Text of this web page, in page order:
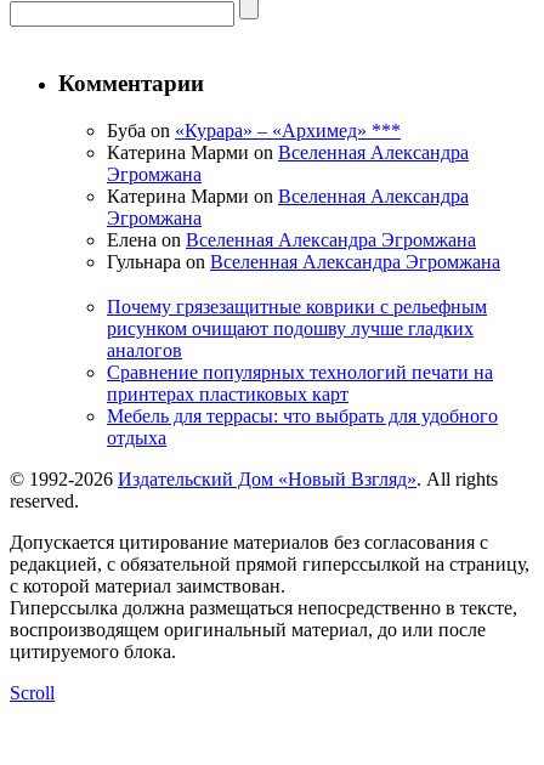
Комментарии
Буба on «Курара» – «Архимед» ***
Катерина Марми on Вселенная Александра
Эгромжана
Катерина Марми on Вселенная Александра
Эгромжана
Елена on Вселенная Александра Эгромжана
Гульнара on Вселенная Александра Эгромжана
Почему грязезащитные коврики с рельефным
рисунком очищают подошву лучше гладких
аналогов
Сравнение популярных технологий печати на
принтерах пластиковых карт
Мебель для террасы: что выбрать для удобного
отдыха
© 1992-2026 Издательский Дом «Новый Взгляд». All rights
reserved.
Допускается цитирование материалов без согласования с
редакцией, с обязательной прямой гиперссылкой на страницу,
с которой материал заимствован.
Гиперссылка должна размещаться непосредственно в тексте,
воспроизводящем оригинальный материал, до или после
цитируемого блока.
Scroll